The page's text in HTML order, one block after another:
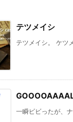
テツメイシ
テツメイシ。 ケツ
一瞬ビビったが、